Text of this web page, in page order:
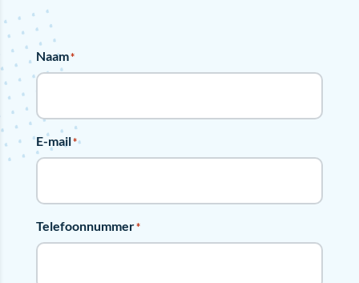
Naam*
E-mail*
Telefoonnummer*